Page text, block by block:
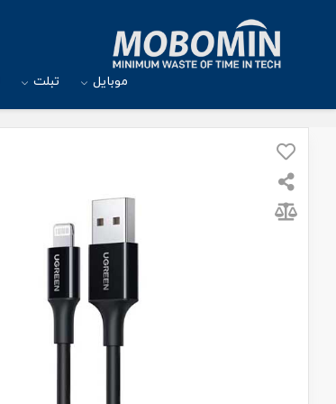
موبایل تبلت